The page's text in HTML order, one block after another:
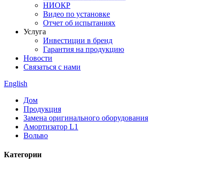
НИОКР
Видео по установке
Отчет об испытаниях
Услуга
Инвестиции в бренд
Гарантия на продукцию
Новости
Связаться с нами
English
Дом
Продукция
Замена оригинального оборудования
Амортизатор L1
Вольво
Категории